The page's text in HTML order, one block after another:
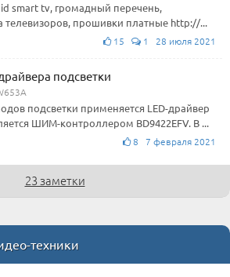
smart tv, громадный перечень,
телевизоров, прошивки платные http://...
15 1 28 июля 2021
подсветки
подсветки применяется LED-драйвер
ШИМ-контроллером BD9422EFV. В ...
8 7 февраля 2021
23 заметки
техники